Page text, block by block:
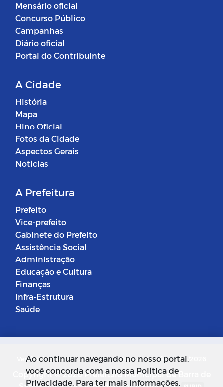
Mensário oficial
Concurso Público
Campanhas
Diário oficial
Portal do Contribuinte
A Cidade
História
Mapa
Hino Oficial
Fotos da Cidade
Aspectos Gerais
Notícias
A Prefeitura
Prefeito
Vice-prefeito
Gabinete do Prefeito
Assistência Social
Administração
Educação e Cultura
Finanças
Infra-Estrutura
Saúde
Versão do Sistema: 5.0.268 Data da Versão: 18/03/2026
Copyright © 2026 Prefeitura Municipal de Barra de
Ao continuar navegando no nosso portal,
você concorda com a nossa Política de
Privacidade. Para ter mais informações,